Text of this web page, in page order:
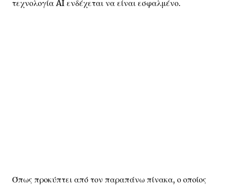
Όπως προκύπτει από τον παραπάνω πίνακα, ο οποίος